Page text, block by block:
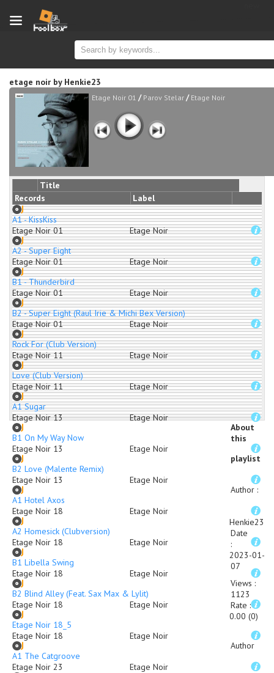
etage noir by Henkie23
Etage Noir 01 / Parov Stelar / Etage Noir
Title
Records
Label
A1 - KissKiss
Etage Noir 01
Etage Noir
A2 - Super Eight
Etage Noir 01
Etage Noir
B1 - Thunderbird
Etage Noir 01
Etage Noir
B2 - Super Eight (Raul Irie & Michi Bex Version)
Etage Noir 01
Etage Noir
Rock For (Club Version)
Etage Noir 11
Etage Noir
Love (Club Version)
Etage Noir 11
Etage Noir
A1 Sugar
Etage Noir 13
Etage Noir
B1 On My Way Now
Etage Noir 13
Etage Noir
B2 Love (Malente Remix)
Etage Noir 13
Etage Noir
A1 Hotel Axos
Etage Noir 18
Etage Noir
A2 Homesick (Clubversion)
Etage Noir 18
Etage Noir
B1 Libella Swing
Etage Noir 18
Etage Noir
B2 Blind Alley (Feat. Sax Max & Lylit)
Etage Noir 18
Etage Noir
Etage Noir 18_5
Etage Noir 18
Etage Noir
A1 The Catgroove
Etage Noir 23
Etage Noir
About
this
playlist
Author :
Henkie23
Date
:
2023-01-
07
Views :
1123
Rate :
0.00 (0)
Author